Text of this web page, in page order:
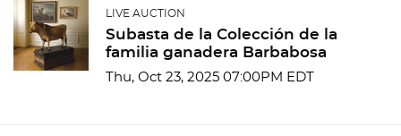
LIVE AUCTION
Subasta de la Colección de la
familia ganadera Barbabosa
Thu, Oct 23, 2025 07:00PM EDT